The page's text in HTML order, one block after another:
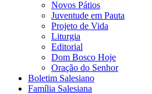
Novos Pátios
Juventude em Pauta
Projeto de Vida
Liturgia
Editorial
Dom Bosco Hoje
Oração do Senhor
Boletim Salesiano
Família Salesiana